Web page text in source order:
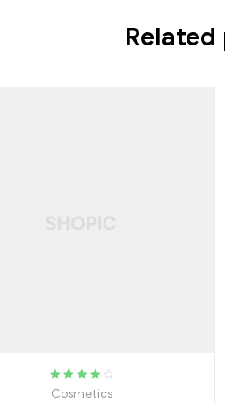
Rated
4.00
Cosmetics